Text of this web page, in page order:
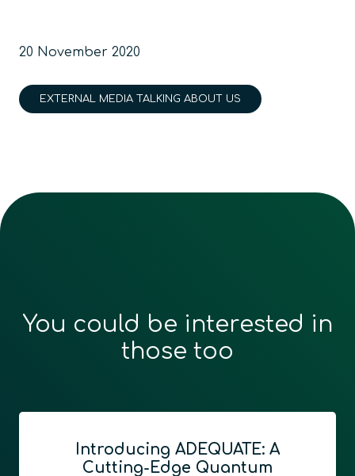
20 November 2020
EXTERNAL MEDIA TALKING ABOUT US
You could be interested in
those too
Introducing ADEQUATE: A
Cutting-Edge Quantum